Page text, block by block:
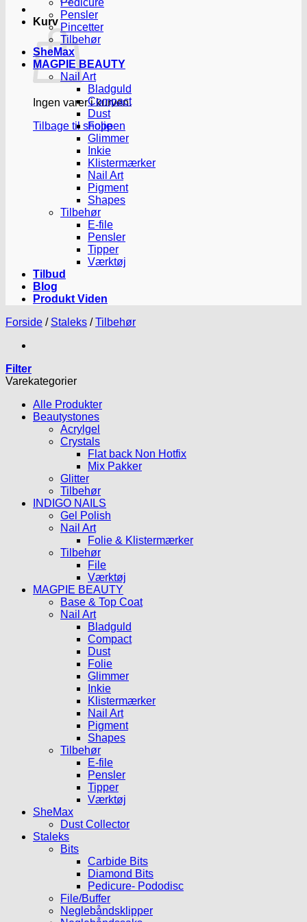
Kurv
Ingen varer i kurven.
Tilbage til shoppen
Pedicure
Pensler
Pincetter
Tilbehør
SheMax
MAGPIE BEAUTY
Nail Art
Bladguld
Compact
Dust
Folie
Glimmer
Inkie
Klistermærker
Nail Art
Pigment
Shapes
Tilbehør
E-file
Pensler
Tipper
Værktøj
Tilbud
Blog
Produkt Viden
Forside / Staleks / Tilbehør
Filter
Varekategorier
Alle Produkter
Beautystones
Acrylgel
Crystals
Flat back Non Hotfix
Mix Pakker
Glitter
Tilbehør
INDIGO NAILS
Gel Polish
Nail Art
Folie & Klistermærker
Tilbehør
File
Værktøj
MAGPIE BEAUTY
Base & Top Coat
Nail Art
Bladguld
Compact
Dust
Folie
Glimmer
Inkie
Klistermærker
Nail Art
Pigment
Shapes
Tilbehør
E-file
Pensler
Tipper
Værktøj
SheMax
Dust Collector
Staleks
Bits
Carbide Bits
Diamond Bits
Pedicure- Pododisc
File/Buffer
Neglebåndsklipper